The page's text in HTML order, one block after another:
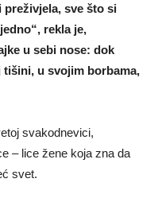
preživjela, sve što si
rekla je,
u sebi nose: dok
u svojim borbama,
svakodnevici,
– lice žene koja zna da
svet.